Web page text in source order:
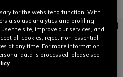
for the website to function. With
also use analytics and profiling
the site, improve our services, and
all cookies, reject non-essential
at any time. For more information
data is processed, please see